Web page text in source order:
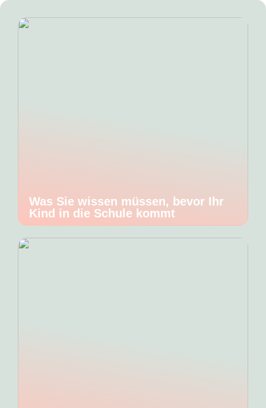
Was Sie wissen müssen, bevor Ihr
Kind in die Schule kommt